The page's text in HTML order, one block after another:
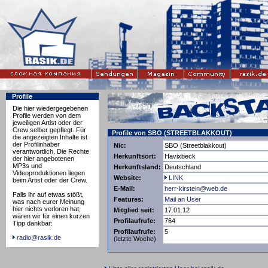
Profile
Die hier wiedergegebenen
Profile werden von dem
jeweiligen Artist oder der
Crew selber gepflegt. Für
die angezeigten Inhalte ist
der Profilinhaber
verantwortlich. Die Rechte
der hier angebotenen
MP3s und
Videoproduktionen liegen
beim Artist oder der Crew.
Falls ihr auf etwas stößt,
was nach eurer Meinung
hier nichts verloren hat,
wären wir für einen kurzen
Tipp dankbar:
radio@rasik.de
Profile von SBO (STREETBLAKKOUT)
Nic:
SBO (Streetblakkout)
Herkunftsort:
Havixbeck
Herkunftsland: Deutschland
Website:
LINK
E-Mail:
herr-kirstein@web.de
Features:
Mail an User
Mitglied seit:
17.01.12
Profilaufrufe:
764
Profilaufrufe:
(letzte Woche)
5